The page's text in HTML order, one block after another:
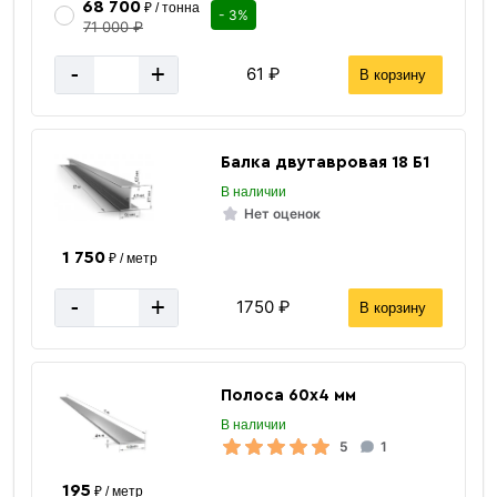
68 700₽ / тонна
71 000 ₽
- 3%
- + 61 ₽ В корзину
Балка двутавровая 18 Б1
В наличии
Нет оценок
1 750₽ / метр
- + 1750 ₽ В корзину
Полоса 60х4 мм
В наличии
5 1
195 ₽ / метр
«В корзину»
«Быстрый заказ»